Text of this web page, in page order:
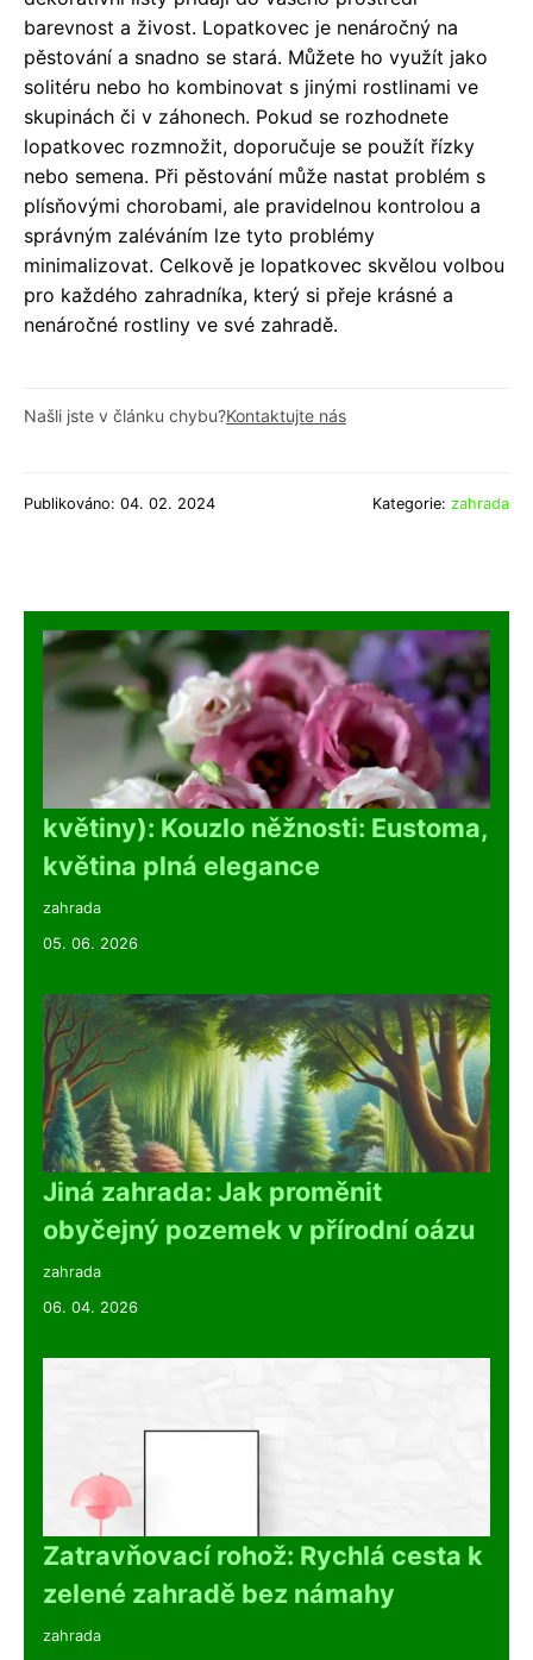
barevnost a živost. Lopatkovec je nenáročný na
pěstování a snadno se stará. Můžete ho využít jako
solitéru nebo ho kombinovat s jinými rostlinami ve
skupinách či v záhonech. Pokud se rozhodnete
lopatkovec rozmnožit, doporučuje se použít řízky
nebo semena. Při pěstování může nastat problém s
plísňovými chorobami, ale pravidelnou kontrolou a
správným zaléváním lze tyto problémy
minimalizovat. Celkově je lopatkovec skvělou volbou
pro každého zahradníka, který si přeje krásné a
nenáročné rostliny ve své zahradě.
Našli jste v článku chybu?Kontaktujte nás
Publikováno: 04. 02. 2024 Kategorie: zahrada
květiny): Kouzlo něžnosti: Eustoma,
květina plná elegance
zahrada
05. 06. 2026
Jiná zahrada: Jak proměnit
obyčejný pozemek v přírodní oázu
zahrada
06. 04. 2026
Zatravňovací rohož: Rychlá cesta k
zelené zahradě bez námahy
zahrada